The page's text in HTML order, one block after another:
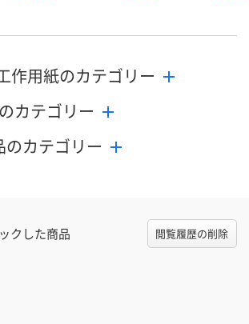
作用紙のカテゴリー
カテゴリー
のカテゴリー
クした商品 閲覧履歴の削除